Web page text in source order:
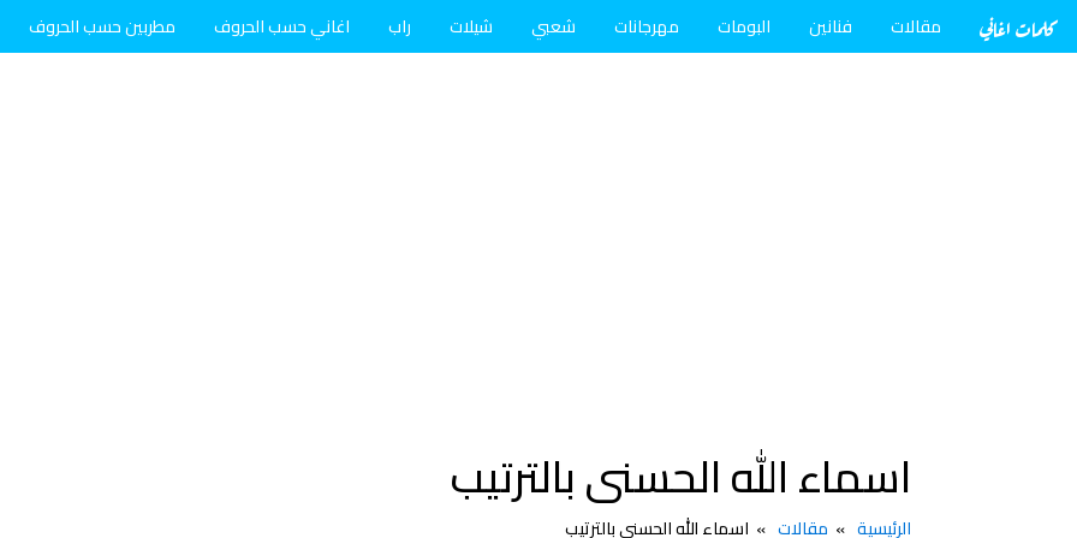
كلمات اغاني مقالات فنانين البومات مهرجانات شعبي شيلات راب اغاني حسب الحروف مطربين حسب الحروف
اسماء الله الحسنى بالترتيب
الرئيسية مقالات اسماء الله الحسنى بالترتيب